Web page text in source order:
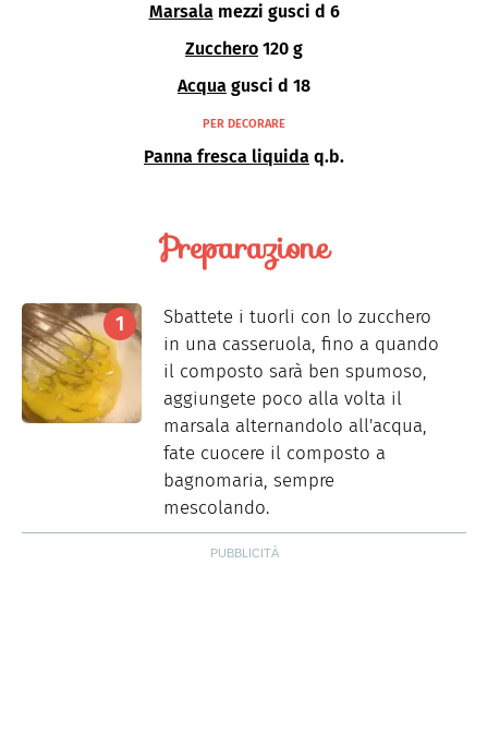
Marsala mezzi gusci d 6
Zucchero 120 g
Acqua gusci d 18
PER DECORARE
Panna fresca liquida q.b.
Preparazione
Sbattete i tuorli con lo zucchero
in una casseruola, fino a quando
il composto sarà ben spumoso,
aggiungete poco alla volta il
marsala alternandolo all'acqua,
fate cuocere il composto a
bagnomaria, sempre
mescolando.